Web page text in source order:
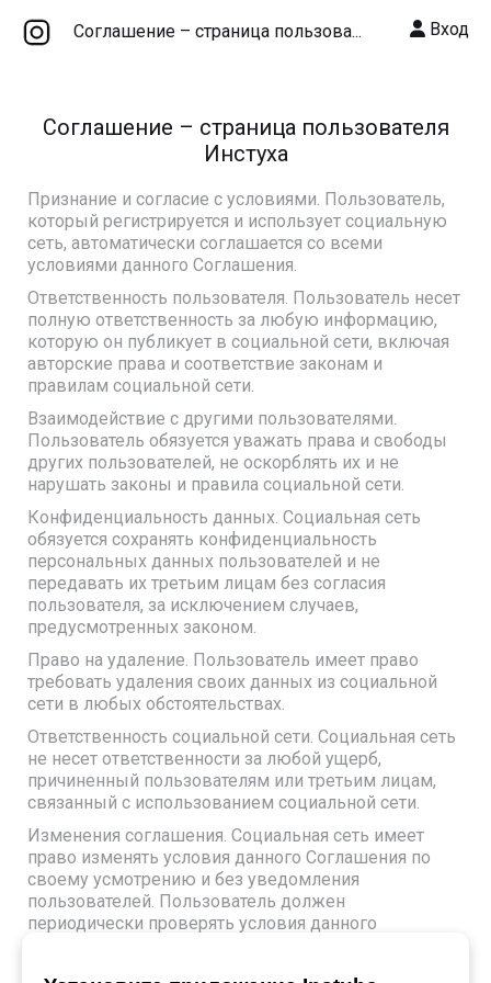
Соглашение – cтраница пользова... Вход
Соглашение – cтраница пользователя
Инстуха
Признание и согласие с условиями. Пользователь,
который регистрируется и использует социальную
сеть, автоматически соглашается со всеми
условиями данного Соглашения.
Ответственность пользователя. Пользователь несет
полную ответственность за любую информацию,
которую он публикует в социальной сети, включая
авторские права и соответствие законам и
правилам социальной сети.
Взаимодействие с другими пользователями.
Пользователь обязуется уважать права и свободы
других пользователей, не оскорблять их и не
нарушать законы и правила социальной сети.
Конфиденциальность данных. Социальная сеть
обязуется сохранять конфиденциальность
персональных данных пользователей и не
передавать их третьим лицам без согласия
пользователя, за исключением случаев,
предусмотренных законом.
Право на удаление. Пользователь имеет право
требовать удаления своих данных из социальной
сети в любых обстоятельствах.
Ответственность социальной сети. Социальная сеть
не несет ответственности за любой ущерб,
причиненный пользователям или третьим лицам,
связанный с использованием социальной сети.
Изменения соглашения. Социальная сеть имеет
право изменять условия данного Соглашения по
своему усмотрению и без уведомления
пользователей. Пользователь должен
периодически проверять условия данного